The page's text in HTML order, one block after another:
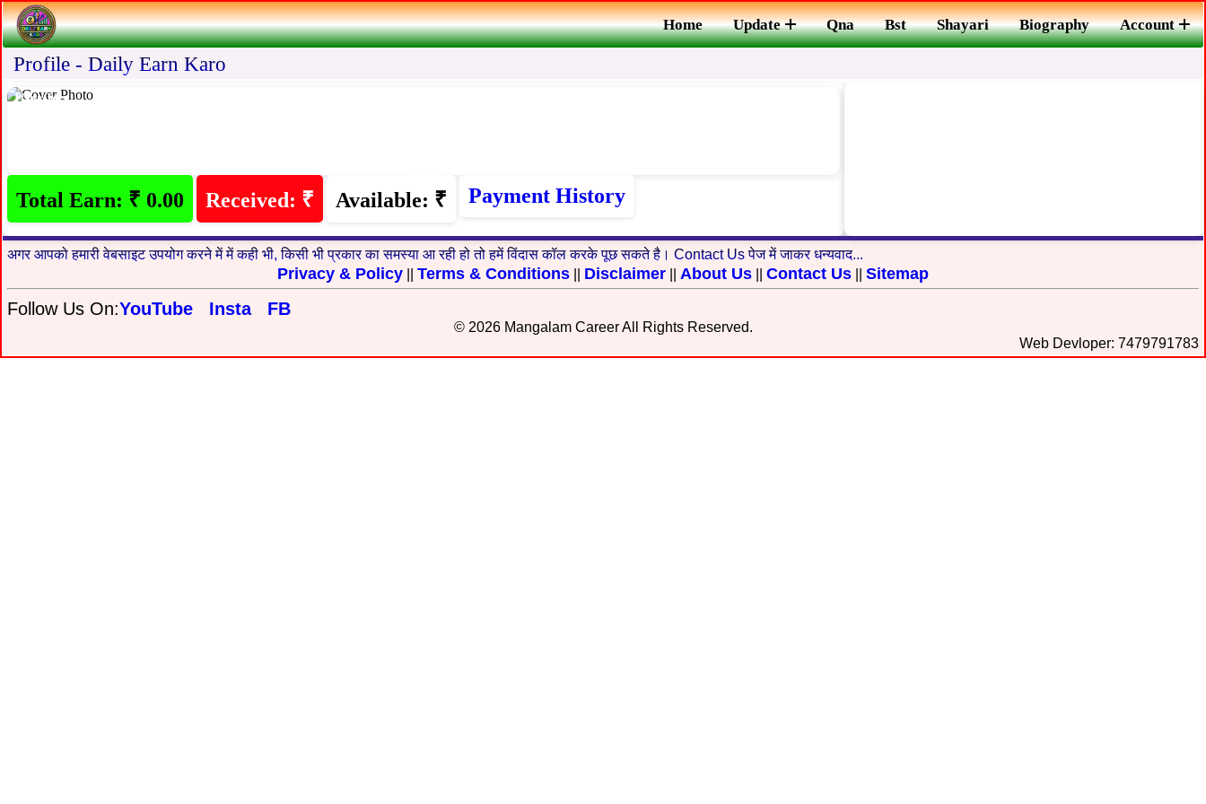
Home Update Qna Bst Shayari Biography Account
Profile - Daily Earn Karo
User Id:-,
Total Earn: ₹ 0.00 Received: ₹ Available: ₹ Payment History
अगर आपको हमारी वेबसाइट उपयोग करने में में कही भी, किसी भी प्रकार का समस्या आ रही हो तो हमें विंदास कॉल करके पूछ सकते है। Contact Us पेज में जाकर धन्यवाद...
Privacy & Policy Terms & Conditions Disclaimer About Us Contact Us Sitemap
Follow Us On:YouTube Insta FB
© 2026 Mangalam Career All Rights Reserved.
Web Devloper: 7479791783